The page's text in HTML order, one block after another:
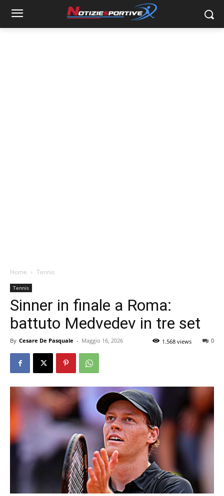
Home Tennis
Tennis
Sinner in finale a Roma:
battuto Medvedev in tre set
By Cesare De Pasquale - Maggio 16, 2026 0
1.568 views